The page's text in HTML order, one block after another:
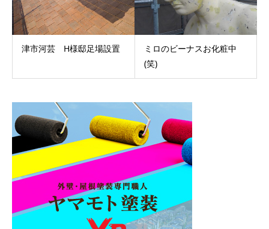
津市河芸 H様邸足場設置
ミロのビーナスお化粧中
(笑)